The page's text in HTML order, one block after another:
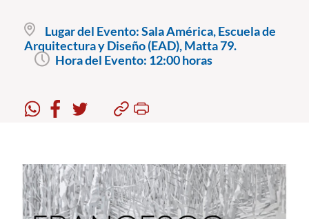
Pregrado
Postgrado
Estudiantes
Funcionarios
Alumni
Lugar del Evento:Sala América, Escuela de
Arquitectura y Diseño (EAD), Matta 79.
Hora del Evento: 12:00 horas